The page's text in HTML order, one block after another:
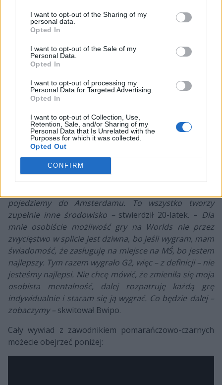
I want to opt-out of the Sharing of my
personal data.
Opted In
I want to opt-out of the Sale of my
Personal Data.
Opted In
I want to opt-out of processing my
Personal Data for Targeted Advertising.
Opted In
I want to opt-out of Collection, Use,
Retention, Sale, and/or Sharing of my
Personal Data that Is Unrelated with the
Purposes for which it was collected.
Opted Out
CONFIRM
widząc BO5, w którym każdy zaliczył wpadkę i każdy
sobie z nią poradził. O to chodzi w rywalizacji, to
udało się. Mimo to i tak to było dobre doświadczenie.
Na to BO5 będę mógł spojrzeć na koniec swojej kariery,
doświadczenie" –tak sam finał LEC 2019 ocenił Bwipo.
członek najlepszej drużyny. Toplaner Fnatic przyznał,
że po części przez to czuje się inaczej przed startem
Mistrzostw Świata. – Nasze podejście znacznie się
zmieniło w porównaniu do tego sprzed roku. Nie
wygraliśmy wiosennego splitu, nie wygraliśmy letniego
splitu, więc nie jesteśmy już na szczycie. Nie będziemy
pojedziemy do Amsterdamu. To wszystko tworzy
zupełnie inne środowisko –stwierdził 20-latek. – Dla
mnie osobiście możliwość gry na Worlds nie przez
zwycięstwo w splicie jest dziwna, bo jeśli wygram, mam
świadomość, że zasługuję na miejsce na MŚ, bo jestem
najlepszy. Tym razem wygrało G2, więc – z definicji – nie
jesteśmy najlepsi. Nie chcę mówić, że zmieniła się moja
osobista mentalność, dalej rozpatruję każdą grę
indywidualnie i staram się ją wygrać. Co będzie dalej –
zobaczymy – skwitował Bwipo.
Cały wywiad z zawodnikiem pomarańczowo-czarnych
możecie obejrzeć poniżej: